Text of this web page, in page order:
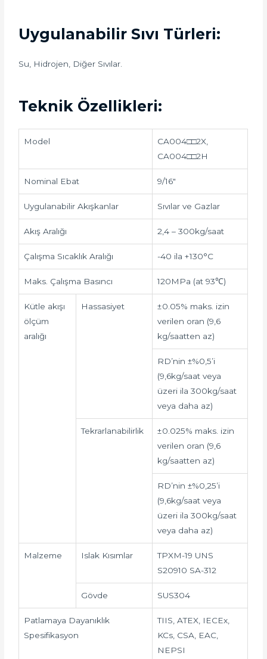
Uygulanabilir Sıvı Türleri:
Su, Hidrojen, Diğer Sıvılar.
Teknik Özellikleri:
Model
CA004□□2X,
CA004□□2H
Nominal Ebat 9/16″
Uygulanabilir Akışkanlar Sıvılar ve Gazlar
Akış Aralığı 2,4 – 300kg/saat
Çalışma Sıcaklık Aralığı -40 ila +130°C
Maks. Çalışma Basıncı 120MPa (at 93℃)
Kütle akışı
ölçüm
aralığı
Hassasiyet
±0.05% maks. izin
verilen oran (9,6
kg/saatten az)
RD’nin ±%0,5’i
(9,6kg/saat veya
üzeri ila 300kg/saat
veya daha az)
Tekrarlanabilirlik
±0.025% maks. izin
verilen oran (9,6
kg/saatten az)
RD’nin ±%0,25’i
(9,6kg/saat veya
üzeri ila 300kg/saat
veya daha az)
Malzeme Islak Kısımlar
TPXM-19 UNS
S20910 SA-312
Gövde SUS304
Patlamaya Dayanıklık
Spesifikasyon
TIIS, ATEX, IECEx,
KCs, CSA, EAC,
NEPSI